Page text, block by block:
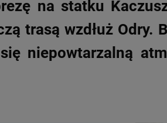
na statku
trasą wzdłuż
niepowtarzalną